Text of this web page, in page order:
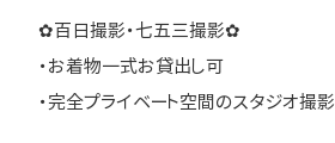
✿百日撮影・七五三撮影✿
・お着物一式お貸出し可
・完全プライベート空間のスタジオ撮影